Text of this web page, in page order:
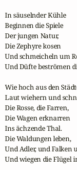
In säuselnder Kühle
Beginnen die Spiele
Der jungen Natur,
Die Zephyre kosen
Und schmeicheln um
Und Düfte beströmen
Wie hoch aus den
Laut wiehern und
Die Rosse, die Farren,
Die Wagen erknarren
Ins ächzende Thal.
Die Waldungen leben,
Und Adler, und Falken
Und wiegen die Flügel